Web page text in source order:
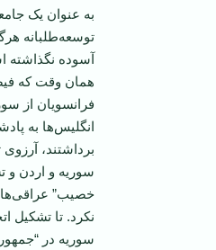
به عنوان يک
توسعه‌طلبانه
آسوده نگذاشته
همان وقت که
فرانسويان از
انگليس‌ها به
برداشتند،
سوريه و اردن و
خصيب” عراقی‌ها
نکرد. تا تشکيل
سوريه در